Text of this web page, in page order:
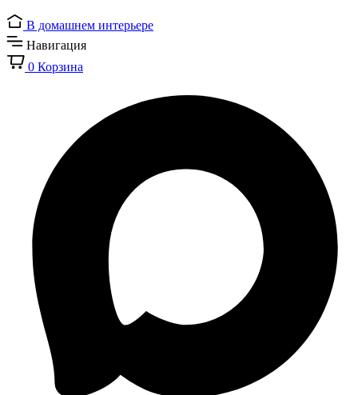
В домашнем интерьере
Навигация
0 Корзина